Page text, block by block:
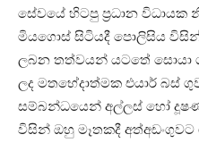
සේවයේ හිටපු ප්‍රධාන විධායක
මියගොස් සිටියදී පොලිසිය
ලබන තත්වයන් යටතේ සොයා
ලද මතභේදාත්මක එයාර් බස්
සම්බන්ධයෙන් අල්ලස් හෝ
විසින් ඔහු මෑතකදී